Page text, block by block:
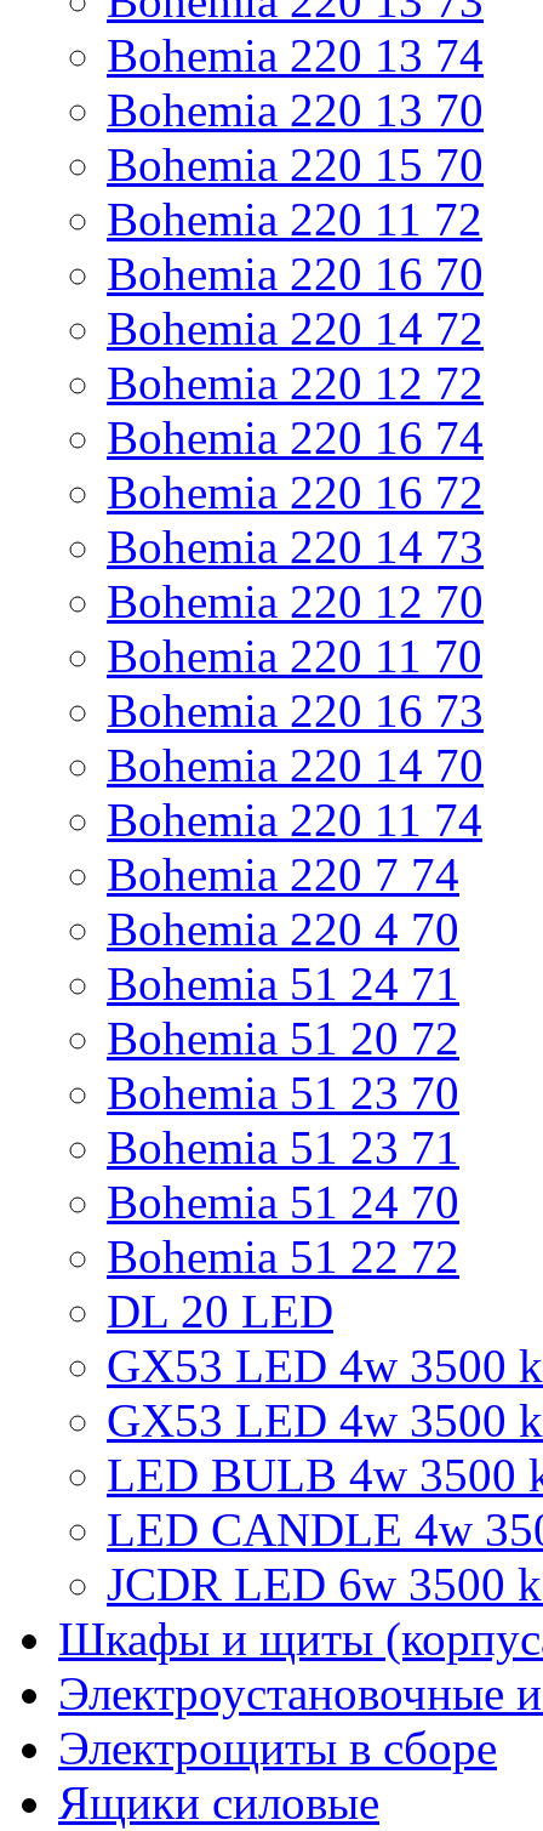
Bohemia 220 13 74
Bohemia 220 13 70
Bohemia 220 15 70
Bohemia 220 11 72
Bohemia 220 16 70
Bohemia 220 14 72
Bohemia 220 12 72
Bohemia 220 16 74
Bohemia 220 16 72
Bohemia 220 14 73
Bohemia 220 12 70
Bohemia 220 11 70
Bohemia 220 16 73
Bohemia 220 14 70
Bohemia 220 11 74
Bohemia 220 7 74
Bohemia 220 4 70
Bohemia 51 24 71
Bohemia 51 20 72
Bohemia 51 23 70
Bohemia 51 23 71
Bohemia 51 24 70
Bohemia 51 22 72
DL 20 LED
GX53 LED 4w 3500
GX53 LED 4w 3500
LED BULB 4w 3500
LED CANDLE 4w
JCDR LED 6w 3500
Шкафы и щиты
Электроустановочные
Электрощиты в сборе
Ящики силовые